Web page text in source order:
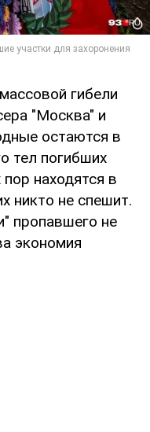
гибели
"Москва" и
остаются в
тел погибших
находятся в
никто не спешит.
пропавшего не
экономия